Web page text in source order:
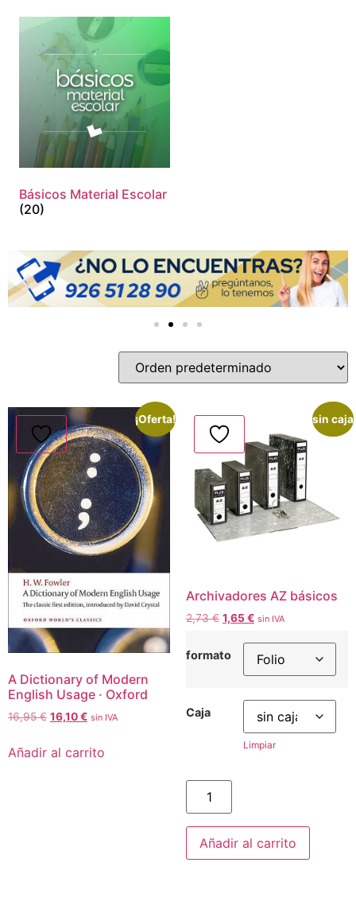
Básicos Material Escolar
(20)
¡Oferta!
A Dictionary of Modern
English Usage · Oxford
16,95€ 16,10€ sin IVA
Añadir al carrito
¡Oferta!
sin caja
Archivadores AZ básicos
2,73€ 1,65€ sin IVA
formato
Caja
Limpiar
Añadir al carrito